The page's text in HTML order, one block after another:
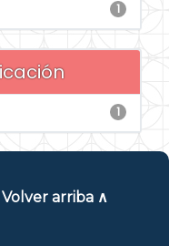
1
1
Volver arriba ∧